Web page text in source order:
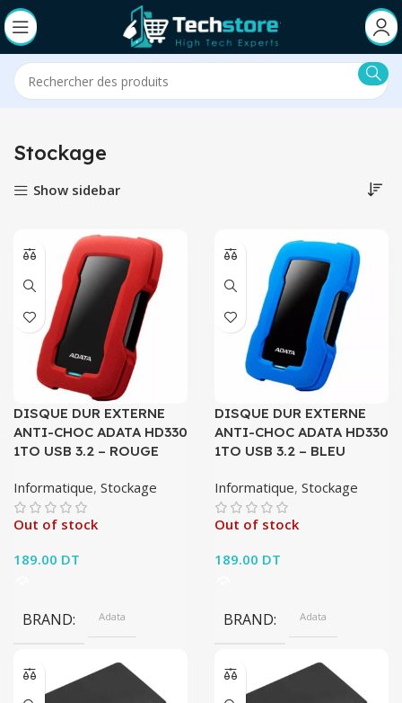
Stockage
Show sidebar
DISQUE DUR EXTERNE
ANTI-CHOC ADATA HD330
1TO USB 3.2 – ROUGE
Informatique, Stockage
Out of stock
189.00 DT
BRAND Adata
DISQUE DUR EXTERNE
ANTI-CHOC ADATA HD330
1TO USB 3.2 – BLEU
Informatique, Stockage
Out of stock
189.00 DT
BRAND Adata